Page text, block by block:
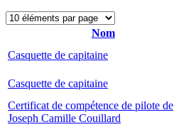
Nom
Casquette de capitaine
Casquette de capitaine
Certificat de compétence de pilote de
Joseph Camille Couillard